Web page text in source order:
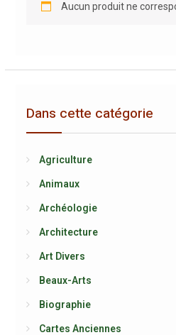
Aucun produit ne
Dans cette catégorie
Agriculture
Animaux
Archéologie
Architecture
Art Divers
Beaux-Arts
Biographie
Cartes Anciennes